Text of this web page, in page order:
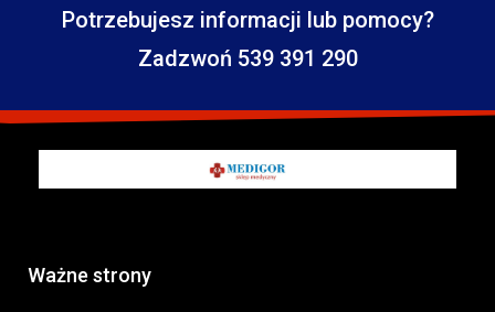
Potrzebujesz informacji lub pomocy?
Zadzwoń 539 391 290
Ważne strony